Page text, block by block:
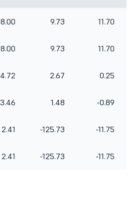
8.00 9.73 11.70
8.00 9.73 11.70
4.72 2.67 0.25
3.46 1.48 -0.89
2.41 -125.73 -11.75
2.41 -125.73 -11.75